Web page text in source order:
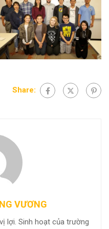
Share:
VƯƠNG
lợi. Sinh hoạt của trường